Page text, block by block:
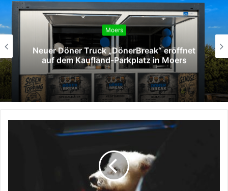
Moers
Neuer Döner Truck „DönerBreak“ eröffnet
auf dem Kaufland-Parkplatz in Moers